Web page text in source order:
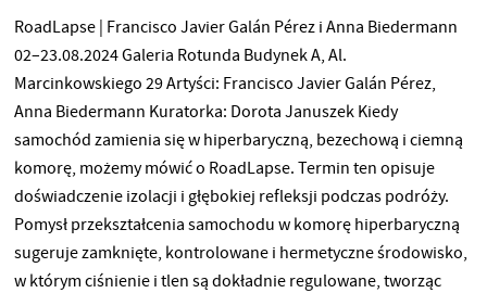
RoadLapse | Francisco Javier Galán Pérez i Anna Biedermann
02–23.08.2024 Galeria Rotunda Budynek A, Al.
Marcinkowskiego 29 Artyści: Francisco Javier Galán Pérez,
Anna Biedermann Kuratorka: Dorota Januszek Kiedy
samochód zamienia się w hiperbaryczną, bezechową i ciemną
komorę, możemy mówić o RoadLapse. Termin ten opisuje
doświadczenie izolacji i głębokiej refleksji podczas podróży.
Pomysł przekształcenia samochodu w komorę hiperbaryczną
sugeruje zamknięte, kontrolowane i hermetyczne środowisko,
w którym ciśnienie i tlen są dokładnie regulowane, tworząc